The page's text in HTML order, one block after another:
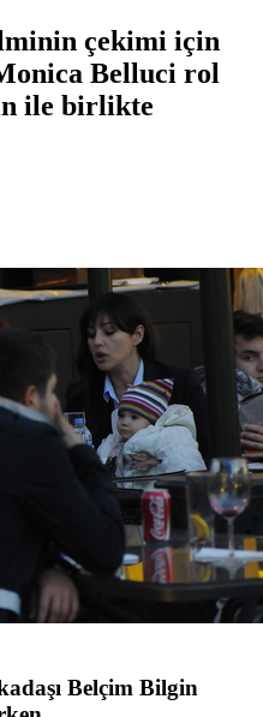
çekimi için
Belluci rol
ile birlikte
Belçim Bilgin